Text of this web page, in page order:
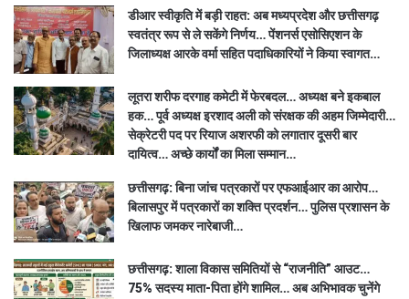
डीआर स्वीकृति में बड़ी राहत: अब मध्यप्रदेश और छत्तीसगढ़
स्वतंत्र रूप से ले सकेंगे निर्णय… पेंशनर्स एसोसिएशन के
जिलाध्यक्ष आरके वर्मा सहित पदाधिकारियों ने किया स्वागत…
लूतरा शरीफ दरगाह कमेटी में फेरबदल… अध्यक्ष बने इकबाल
हक… पूर्व अध्यक्ष इरशाद अली को संरक्षक की अहम जिम्मेदारी…
सेक्रेटरी पद पर रियाज अशरफी को लगातार दूसरी बार
दायित्व… अच्छे कार्यों का मिला सम्मान…
छत्तीसगढ़: बिना जांच पत्रकारों पर एफआईआर का आरोप…
बिलासपुर में पत्रकारों का शक्ति प्रदर्शन… पुलिस प्रशासन के
खिलाफ जमकर नारेबाजी…
छत्तीसगढ़: शाला विकास समितियों से “राजनीति” आउट…
75% सदस्य माता-पिता होंगे शामिल… अब अभिभावक चुनेंगे